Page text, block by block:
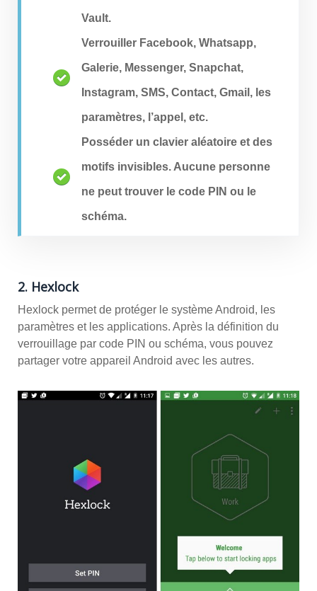
Vault.
Verrouiller Facebook, Whatsapp,
Galerie, Messenger, Snapchat,
Instagram, SMS, Contact, Gmail, les
paramètres, l’appel, etc.
Posséder un clavier aléatoire et des
motifs invisibles. Aucune personne
ne peut trouver le code PIN ou le
schéma.
2. Hexlock
Hexlock permet de protéger le système Android, les
paramètres et les applications. Après la définition du
verrouillage par code PIN ou schéma, vous pouvez
partager votre appareil Android avec les autres.